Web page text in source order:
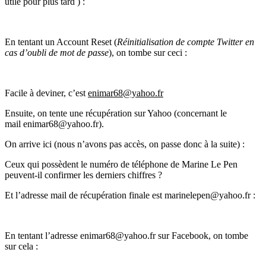
En tentant un Account Reset (Réinitialisation de compte Twitter en
cas d’oubli de mot de passe), on tombe sur ceci :
Facile à deviner, c’est enimar68@yahoo.fr
Ensuite, on tente une récupération sur Yahoo (concernant le
mail enimar68@yahoo.fr).
On arrive ici (nous n’avons pas accès, on passe donc à la suite) :
Ceux qui possèdent le numéro de téléphone de Marine Le Pen
peuvent-il confirmer les derniers chiffres ?
Et l’adresse mail de récupération finale est marinelepen@yahoo.fr :
En tentant l’adresse enimar68@yahoo.fr sur Facebook, on tombe
sur cela :